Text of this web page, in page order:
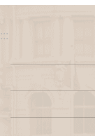
:::